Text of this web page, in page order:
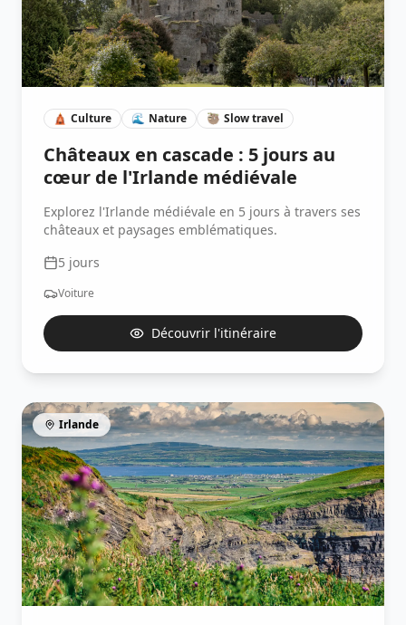
🛕 Culture 🌊 Nature 🦥 Slow travel
Châteaux en cascade : 5 jours au
cœur de l'Irlande médiévale
Explorez l'Irlande médiévale en 5 jours à travers ses
châteaux et paysages emblématiques.
5 jours
Voiture
Découvrir l'itinéraire
Irlande